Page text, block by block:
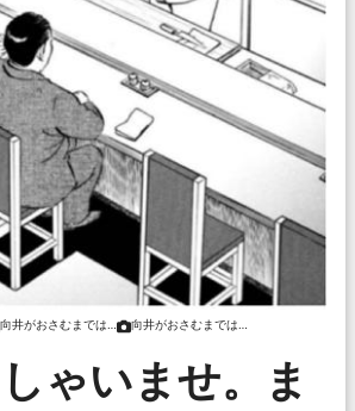
向井がおさむまでは… 向井がおさむまでは…
ゃいませ。ま